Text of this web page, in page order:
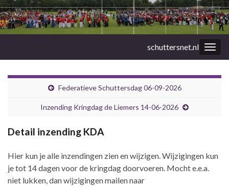
schuttersnet.nl
Federatieve Schuttersdag 06-09-2026
Inzending Kringdag de Liemers 14-06-2026
Detail inzending KDA
Hier kun je alle inzendingen zien en wijzigen. Wijzigingen kun
je tot 14 dagen voor de kringdag doorvoeren. Mocht e.e.a.
niet lukken, dan wijzigingen mailen naar